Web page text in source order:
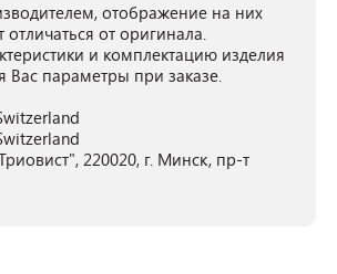
отображение на них
от оригинала.
и комплектацию изделия
Вас параметры при заказе.
220020, г. Минск, пр-т